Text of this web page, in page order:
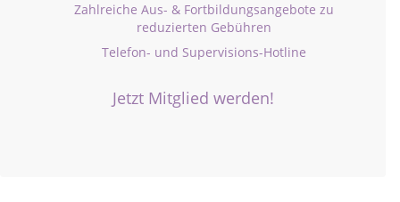
Zahlreiche Aus- & Fortbildungsangebote zu
reduzierten Gebühren
Telefon- und Supervisions-Hotline
Jetzt Mitglied werden!